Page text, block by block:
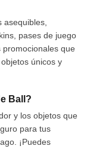
asequibles,
pases de juego
que
únicos y
Ball?
y los objetos que
para tus
¡Puedes